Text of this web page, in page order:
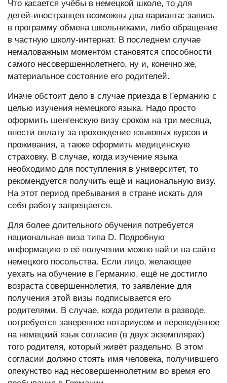
Что касается учёбы в немецкой школе, то для
детей-иностранцев возможны два варианта: запись
в программу обмена школьниками, либо обращение
в частную школу-интернат. В последнем случае
немаловажным моментом становятся способности
самого несовершеннолетнего, ну и, конечно же,
материальное состояние его родителей.
Иначе обстоит дело в случае приезда в Германию с
целью изучения немецкого языка. Надо просто
оформить шенгенскую визу сроком на три месяца,
внести оплату за прохождение языковых курсов и
проживания, а также оформить медицинскую
страховку. В случае, когда изучение языка
необходимо для поступления в университет, то
рекомендуется получить ещё и национальную визу.
На этот период пребывания в стране искать для
себя работу запрещается.
Для более длительного обучения потребуется
национальная виза типа D. Подробную
информацию о её получении можно найти на сайте
немецкого посольства. Если лицо, желающее
уехать на обучение в Германию, ещё не достигло
возраста совершеннолетия, то заявление для
получения этой визы подписывается его
родителями. В случае, когда родители в разводе,
потребуется заверенное нотариусом и переведённое
на немецкий язык согласие (в двух экземплярах)
того родителя, который живёт раздельно. В этом
согласии должно стоять имя человека, получившего
опекунство над несовершеннолетним во время его